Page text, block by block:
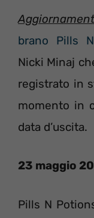
brano Pills
Nicki Minaj
registrato in
momento in
data d’uscita.
23 maggio
Pills N